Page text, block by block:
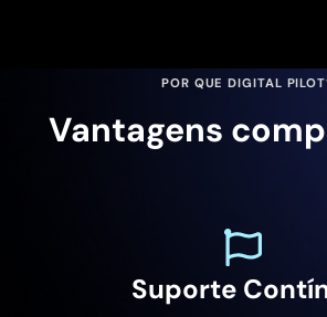
POR QUE DIGITAL
Vantagens
Suporte